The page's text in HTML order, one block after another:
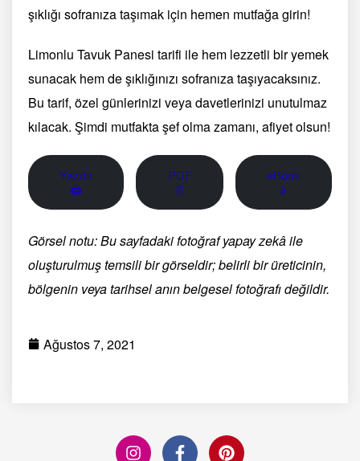
şıklığı sofranıza taşımak için hemen mutfağa girin!
Limonlu Tavuk Panesi tarifi ile hem lezzetli bir yemek
sunacak hem de şıklığınızı sofranıza taşıyacaksınız.
Bu tarif, özel günlerinizi veya davetlerinizi unutulmaz
kılacak. Şimdi mutfakta şef olma zamanı, afiyet olsun!
Yazdır
🖨
PDF
📄
eBook
📱
Görsel notu: Bu sayfadaki fotoğraf yapay zekâ ile
oluşturulmuş temsili bir görseldir; belirli bir üreticinin,
bölgenin veya tarihsel anın belgesel fotoğrafı değildir.
Ağustos 7, 2021